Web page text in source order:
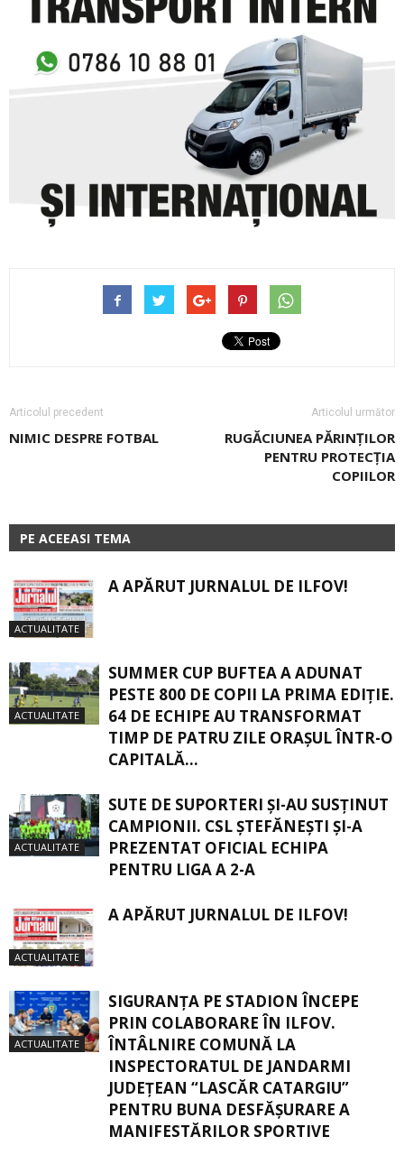
Articolul precedent
NIMIC DESPRE FOTBAL
Articolul următor
RUGĂCIUNEA PĂRINŢILOR
PENTRU PROTECŢIA
COPIILOR
PE ACEEASI TEMA
ACTUALITATE
A APĂRUT JURNALUL DE ILFOV!
ACTUALITATE
SUMMER CUP BUFTEA A ADUNAT
PESTE 800 DE COPII LA PRIMA EDIȚIE.
64 DE ECHIPE AU TRANSFORMAT
TIMP DE PATRU ZILE ORAȘUL ÎNTR-O
CAPITALĂ...
ACTUALITATE
SUTE DE SUPORTERI ȘI-AU SUSȚINUT
CAMPIONII. CSL ȘTEFĂNEȘTI ȘI-A
PREZENTAT OFICIAL ECHIPA
PENTRU LIGA A 2-A
ACTUALITATE
A APĂRUT JURNALUL DE ILFOV!
ACTUALITATE
SIGURANŢA PE STADION ÎNCEPE
PRIN COLABORARE ÎN ILFOV.
ÎNTÂLNIRE COMUNĂ LA
INSPECTORATUL DE JANDARMI
JUDEȚEAN “LASCĂR CATARGIU”
PENTRU BUNA DESFĂȘURARE A
MANIFESTĂRILOR SPORTIVE